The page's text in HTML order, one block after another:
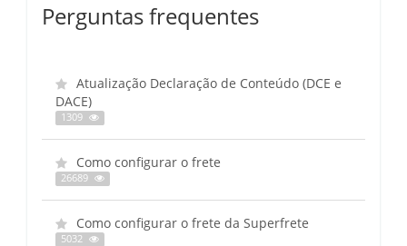
Perguntas frequentes
Atualização Declaração de Conteúdo (DCE e
DACE)
1309
Como configurar o frete
26689
Como configurar o frete da Superfrete
5032